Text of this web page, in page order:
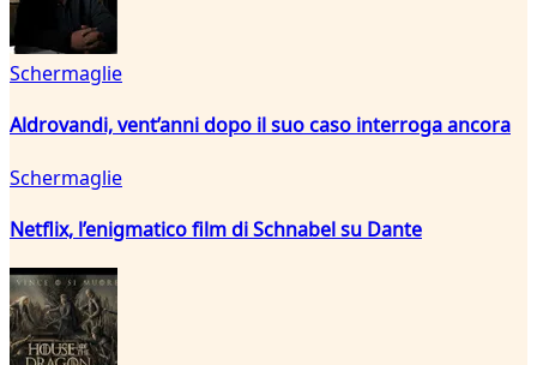
Schermaglie
Aldrovandi, vent’anni dopo il suo caso interroga ancora
Schermaglie
Netflix, l’enigmatico film di Schnabel su Dante